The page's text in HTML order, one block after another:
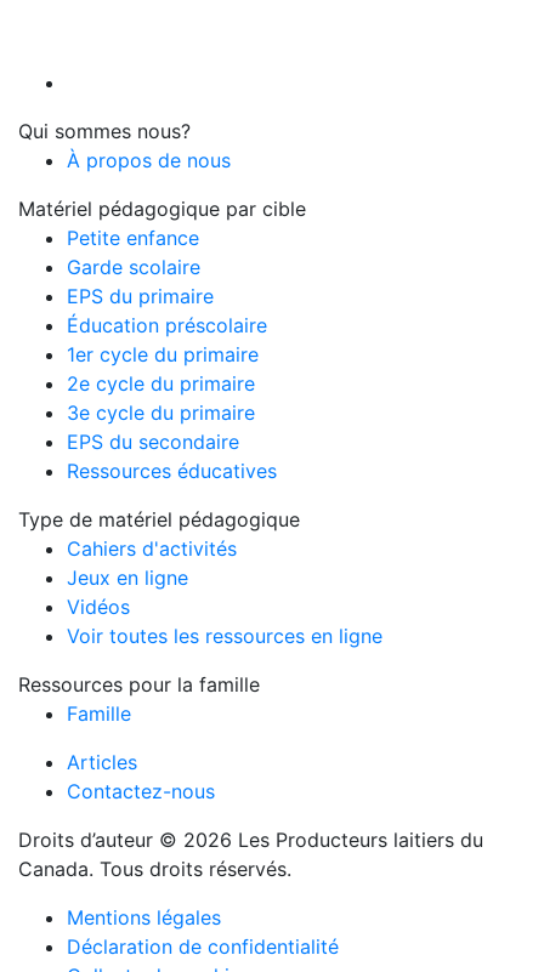
Qui sommes nous?
À propos de nous
Matériel pédagogique par cible
Petite enfance
Garde scolaire
EPS du primaire
Éducation préscolaire
1er cycle du primaire
2e cycle du primaire
3e cycle du primaire
EPS du secondaire
Ressources éducatives
Type de matériel pédagogique
Cahiers d'activités
Jeux en ligne
Vidéos
Voir toutes les ressources en ligne
Ressources pour la famille
Famille
Droits d’auteur © 2026 Les Producteurs laitiers du
Canada. Tous droits réservés.
Mentions légales
Déclaration de confidentialité
Articles
Contactez-nous